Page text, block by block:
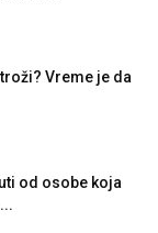
Vreme je da
od osobe koja